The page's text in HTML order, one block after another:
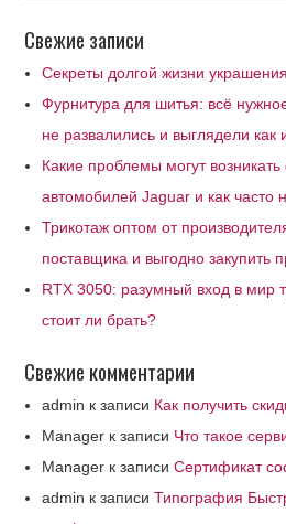
Свежие записи
Секреты долгой жизни
Фурнитура для шитья: всё
не развалились и выглядели как
Какие проблемы могут
автомобилей Jaguar и как часто
Трикотаж оптом от
поставщика и выгодно закупить
RTX 3050: разумный вход в мир
стоит ли брать?
Свежие комментарии
admin к записи Как получить
Manager к записи Что такое
Manager к записиСертификат
admin к записиТипография